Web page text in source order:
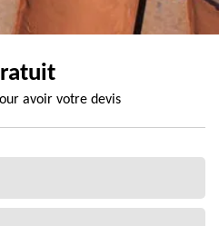
avoir votre devis